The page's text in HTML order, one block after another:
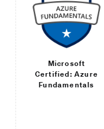
Microsoft
Certified: Azure
Fundamentals